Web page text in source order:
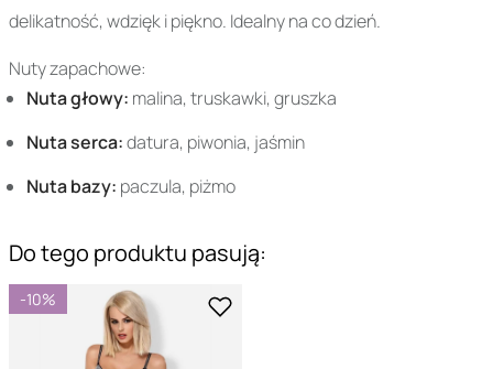
delikatność, wdzięk i piękno. Idealny na co dzień.
Nuty zapachowe:
Nuta głowy: malina, truskawki, gruszka
Nuta serca:datura, piwonia, jaśmin
Nuta bazy: paczula, piżmo
Do tego produktu pasują:
-10%